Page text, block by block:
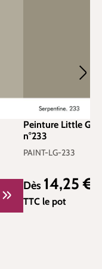
Peinture Little
n°233
PAINT-LG-233
Prix régulier :
Dès 14,25 €
TTC le pot